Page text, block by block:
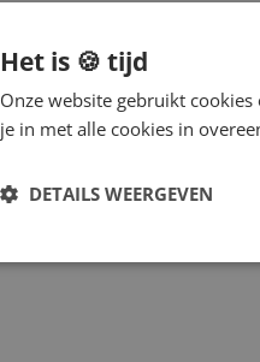
Het is 🍪 tijd
Onze website gebruikt
je in met alle cookies in
DETAILS WEERGEVEN